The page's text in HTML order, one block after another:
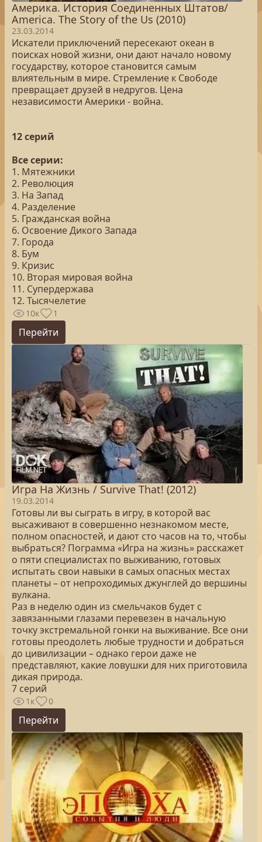
Америка. История Соединенных Штатов/
America. The Story of the Us (2010)
23.03.2014
Искатели приключений пересекают океан в
поисках новой жизни, они дают начало новому
государству, которое становится самым
влиятельным в мире. Стремление к Свободе
превращает друзей в недругов. Цена
независимости Америки - война.
12 серий
Все серии:
1. Мятежники
2. Революция
3. На Запад
4. Разделение
5. Гражданская война
6. Освоение Дикого Запада
7. Города
8. Бум
9. Кризис
10. Вторая мировая война
11. Супердержава
12. Тысячелетие
10к 1
Перейти
Игра На Жизнь / Survive That! (2012)
19.03.2014
Готовы ли вы сыграть в игру, в которой вас
высаживают в совершенно незнакомом месте,
полном опасностей, и дают сто часов на то, чтобы
выбраться? Пограмма «Игра на жизнь» расскажет
о пяти специалистах по выживанию, готовых
испытать свои навыки в самых опасных местах
планеты – от непроходимых джунглей до вершины
вулкана.
Раз в неделю один из смельчаков будет с
завязанными глазами перевезен в начальную
точку экстремальной гонки на выживание. Все они
готовы преодолеть любые трудности и добраться
до цивилизации – однако герои даже не
представляют, какие ловушки для них приготовила
дикая природа.
7 серий
1к 0
Перейти